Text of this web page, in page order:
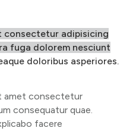
consectetur adipisicing
fuga dolorem nesciunt
doloribus asperiores.
amet consectetur
consequatur quae.
facere